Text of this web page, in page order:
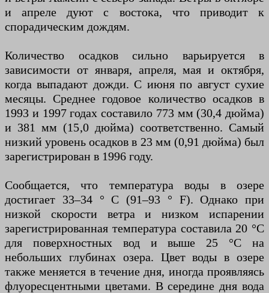
и апреле дуют с востока, что приводит к
спорадическим дождям.
Количество осадков сильно варьируется в
зависимости от января, апреля, мая и октября,
когда выпадают дожди. С июня по август сухие
месяцы. Среднее годовое количество осадков в
1993 и 1997 годах составило 773 мм (30,4 дюйма)
и 381 мм (15,0 дюйма) соответственно. Самый
низкий уровень осадков в 23 мм (0,91 дюйма) был
зарегистрирован в 1996 году.
Сообщается, что температура воды в озере
достигает 33–34 ° C (91–93 ° F). Однако при
низкой скорости ветра и низком испарении
зарегистрированная температура составила 20 °C
для поверхностных вод и выше 25 °C на
небольших глубинах озера. Цвет воды в озере
также меняется в течение дня, иногда проявляясь
флуоресцентными цветами. В середине дня вода